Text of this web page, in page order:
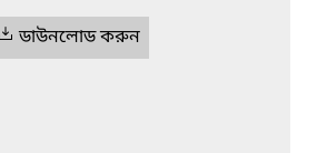
ডাউনলোড করুন